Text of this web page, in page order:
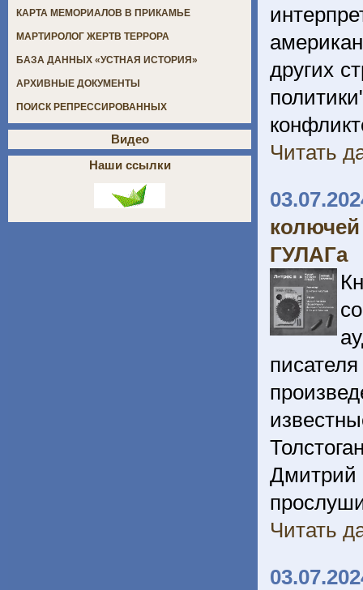
других
Читать
ГУЛАГа
Дмитрий
Читать
КАРТА МЕМОРИАЛОВ В ПРИКАМЬЕ
МАРТИРОЛОГ ЖЕРТВ ТЕРРОРА
БАЗА ДАННЫХ «УСТНАЯ ИСТОРИЯ»
АРХИВНЫЕ ДОКУМЕНТЫ
ПОИСК РЕПРЕССИРОВАННЫХ
Видео
Наши ссылки